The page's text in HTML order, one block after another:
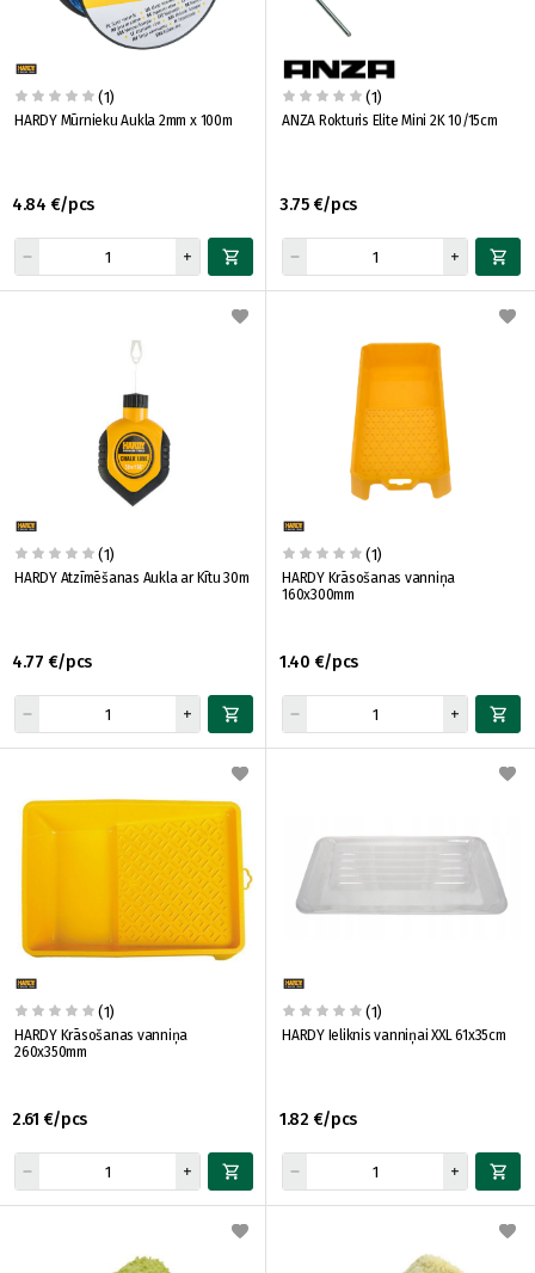
(1)
HARDY Mūrnieku Aukla 2mm x 100m
4.84 €/pcs
(1)
ANZA Rokturis Elite Mini 2K 10/15cm
3.75 €/pcs
(1)
HARDY Atzīmēšanas Aukla ar Kītu 30m
4.77 €/pcs
(1)
HARDY Krāsošanas vanniņa
160x300mm
1.40 €/pcs
(1)
HARDY Krāsošanas vanniņa
260x350mm
2.61 €/pcs
(1)
HARDY Ieliknis vanniņai XXL 61x35cm
1.82 €/pcs